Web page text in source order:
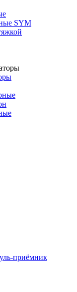
SYM
приёмник